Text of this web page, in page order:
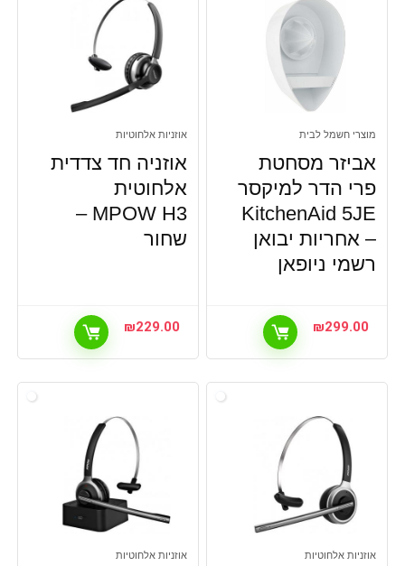
מוצרי חשמל לבית
אביזר מסחטת
פרי הדר למיקסר
KitchenAid 5JE
– אחריות יבואן
רשמי ניופאן
₪299.00
אוזניות אלחוטיות
אוזניה חד צדדית
אלחוטית
MPOW H3 –
שחור
₪229.00
אוזניות אלחוטיות אוזניות אלחוטיות